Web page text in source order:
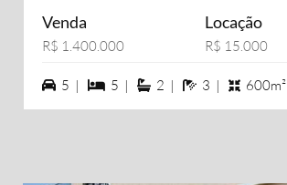
Venda
R$ 1.400.000
Locação
R$ 15.000
5 vagas na garagem
5 | 5 dormiórios
5 | 2 suítes
2 | 3 banheiros
3 | 600m²